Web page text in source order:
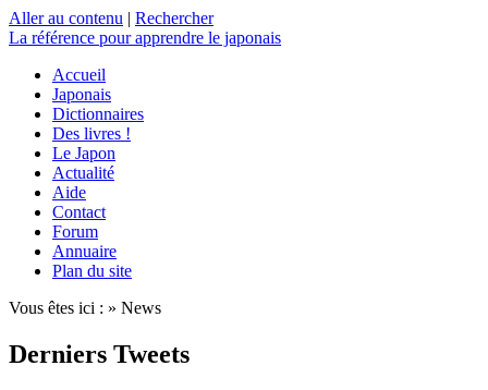
Aller au contenu | Rechercher
La référence pour apprendre le japonais
Accueil
Japonais
Dictionnaires
Des livres !
Le Japon
Actualité
Aide
Contact
Forum
Annuaire
Plan du site
Vous êtes ici : » News
Derniers Tweets